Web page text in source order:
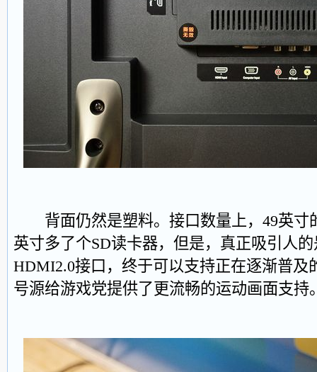
背面仍然是塑料。接口数量上，49英寸
英寸多了个SD读卡器，但是，真正吸引人
HDMI2.0接口，终于可以支持正在逐渐普及
号源给游戏党提供了更流畅的运动画面支持